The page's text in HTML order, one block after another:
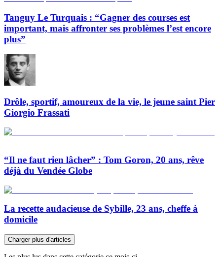
Tanguy Le Turquais : “Gagner des courses est
important, mais affronter ses problèmes l’est encore
plus”
Drôle, sportif, amoureux de la vie, le jeune saint Pier
Giorgio Frassati
“Il ne faut rien lâcher” : Tom Goron, 20 ans, rêve
déjà du Vendée Globe
La recette audacieuse de Sybille, 23 ans, cheffe à
domicile
Charger plus d'articles